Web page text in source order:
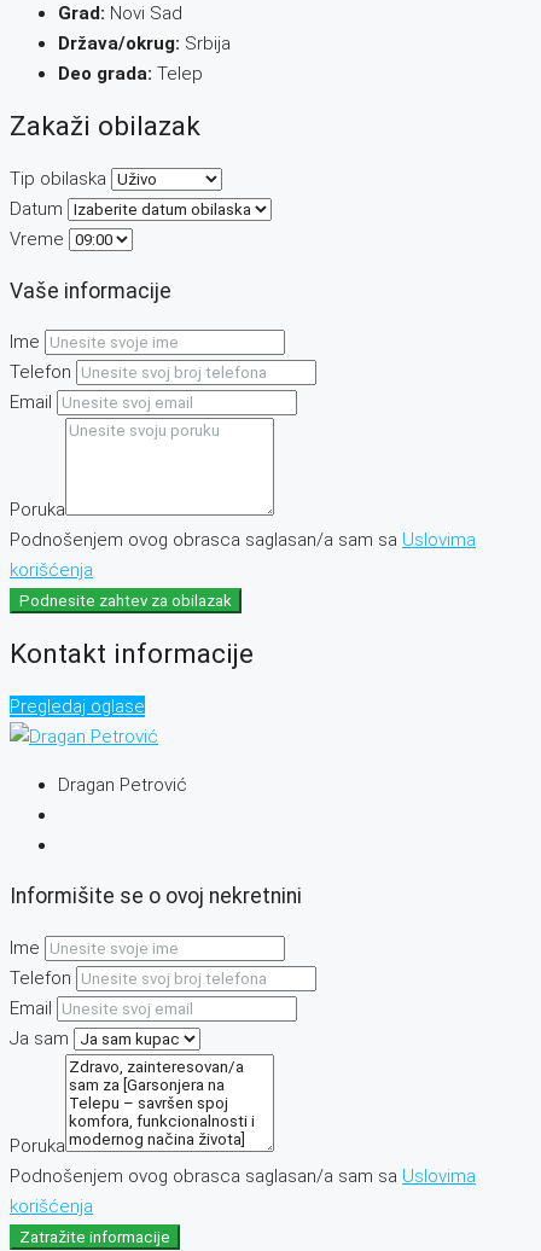
Grad: Novi Sad
Država/okrug: Srbija
Deo grada: Telep
Zakaži obilazak
Tip obilaska
Datum
Vreme
Vaše informacije
Ime
Telefon
Email
Poruka
Podnošenjem ovog obrasca saglasan/a sam sa Uslovima
korišćenja
Podnesite zahtev za obilazak
Kontakt informacije
Pregledaj oglase
Dragan Petrović
Informišite se o ovoj nekretnini
Ime
Telefon
Email
Ja sam
Poruka
Podnošenjem ovog obrasca saglasan/a sam sa Uslovima
korišćenja
Zatražite informacije